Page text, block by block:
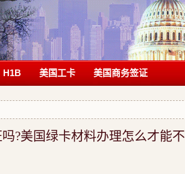
H1B 美国工卡 美国商务签证
?美国绿卡材料办理怎么才能不